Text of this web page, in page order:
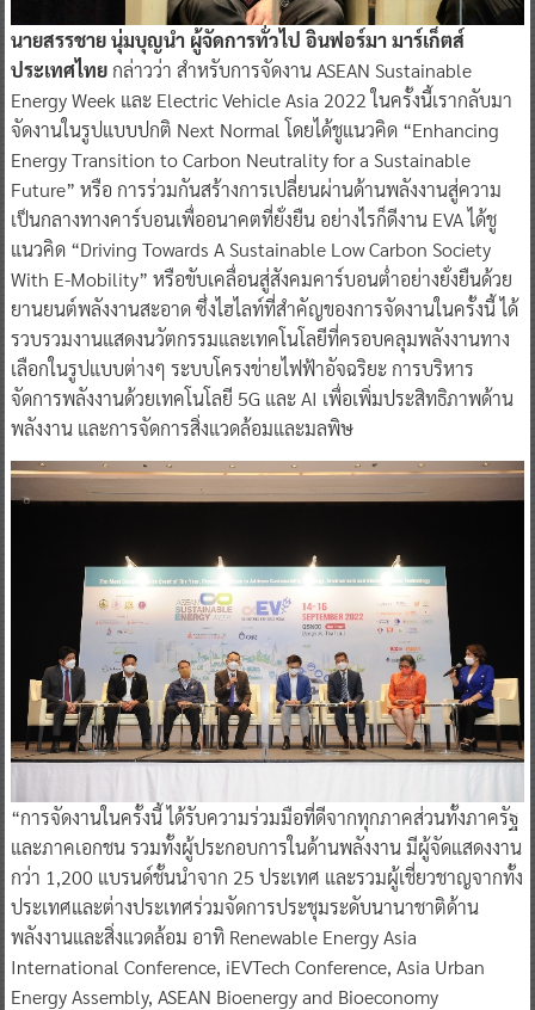
นายสรรชาย นุ่มบุญนำ ผู้จัดการทั่วไป อินฟอร์มา มาร์เก็ตส์
ประเทศไทยกล่าวว่า สำหรับการจัดงาน ASEAN Sustainable
Energy Week และ Electric Vehicle Asia 2022 ในครั้งนี้เรากลับมา
จัดงานในรูปแบบปกติ Next Normal โดยได้ชูแนวคิด “Enhancing
Energy Transition to Carbon Neutrality for a Sustainable
Future” หรือ การร่วมกันสร้างการเปลี่ยนผ่านด้านพลังงานสู่ความ
เป็นกลางทางคาร์บอนเพื่ออนาคตที่ยั่งยืน อย่างไรก็ดีงาน EVA ได้ชู
แนวคิด “Driving Towards A Sustainable Low Carbon Society
With E-Mobility” หรือขับเคลื่อนสู่สังคมคาร์บอนต่ำอย่างยั่งยืนด้วย
ยานยนต์พลังงานสะอาด ซึ่งไฮไลท์ที่สำคัญของการจัดงานในครั้งนี้ ได้
รวบรวมงานแสดงนวัตกรรมและเทคโนโลยีที่ครอบคลุมพลังงานทาง
เลือกในรูปแบบต่างๆ ระบบโครงข่ายไฟฟ้าอัจฉริยะ การบริหาร
จัดการพลังงานด้วยเทคโนโลยี 5G และ AI เพื่อเพิ่มประสิทธิภาพด้าน
พลังงาน และการจัดการสิ่งแวดล้อมและมลพิษ
“การจัดงานในครั้งนี้ ได้รับความร่วมมือที่ดีจากทุกภาคส่วนทั้งภาครัฐ
และภาคเอกชน รวมทั้งผู้ประกอบการในด้านพลังงาน มีผู้จัดแสดงงาน
กว่า 1,200 แบรนด์ชั้นนำจาก 25 ประเทศ และรวมผู้เชี่ยวชาญจากทั้ง
ประเทศและต่างประเทศร่วมจัดการประชุมระดับนานาชาติด้าน
พลังงานและสิ่งแวดล้อม อาทิ Renewable Energy Asia
International Conference, iEVTech Conference, Asia Urban
Energy Assembly, ASEAN Bioenergy and Bioeconomy